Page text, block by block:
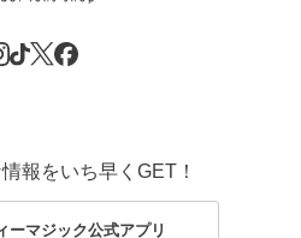
報をいち早くGET！
ーマジック公式アプリ